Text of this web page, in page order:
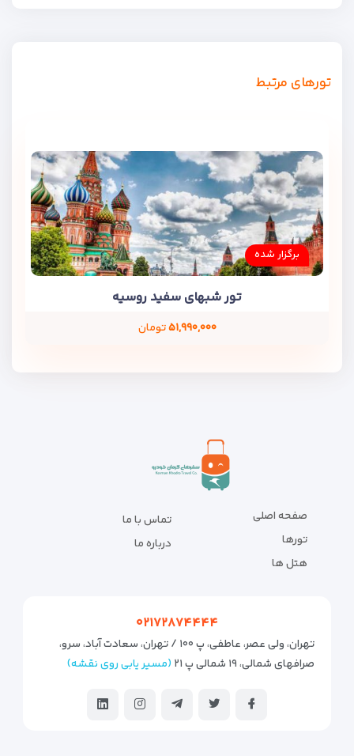
تورهای مرتبط
برگزار شده
تور شبهای سفید روسیه
۵۱,۹۹۰,۰۰۰تومان
صفحه اصلی
تورها
هتل ها
تماس با ما
درباره ما
۰۲۱۷۲۸۷۴۴۴۴
تهران، ولی عصر، عاطفی، پ ۱۰۰ / تهران، سعادت آباد، سرو،
صرافهای شمالی، ۱۹ شمالی پ ۲۱
(مسیر یابی روی نقشه)